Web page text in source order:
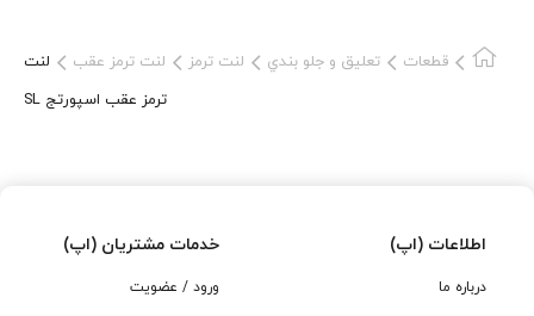
لنت‌هایتان را تعویض کنید. لنت ترمز جلو دارای زائده ای میباشد که در
زمان تمام شدن لنت باعث سود کشیدن لنت شده و راننده را آگاه
میسازد. از میان شکاف‌های رینگ خورو می‌توانید لنت ترمز را ببینید.
ممکن است خرابی کالیپرها نیز عامل این موضوع باشد.
قطعات تعلیق و جلو بندي لنت ترمز لنت ترمز عقب
لنت
ترمز عقب اسپورتج SL
اطلاعات (اپ)
درباره ما
خدمات مشتریان (اپ)
ورود / عضویت